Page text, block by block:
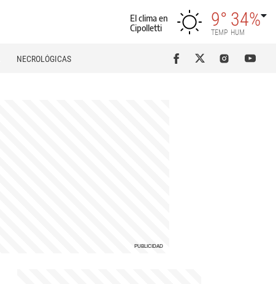
El clima en
Cipolletti
9°
TEMP
34%
HUM
NECROLÓGICAS